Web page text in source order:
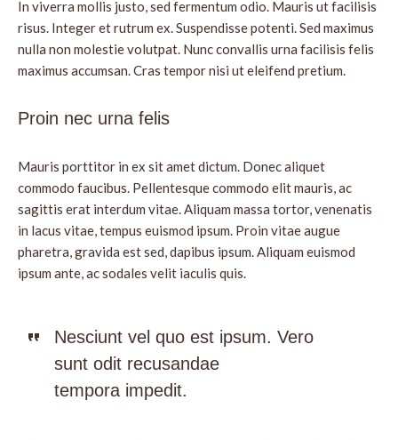
In viverra mollis justo, sed fermentum odio. Mauris ut facilisis
risus. Integer et rutrum ex. Suspendisse potenti. Sed maximus
nulla non molestie volutpat. Nunc convallis urna facilisis felis
maximus accumsan. Cras tempor nisi ut eleifend pretium.
Proin nec urna felis
Mauris porttitor in ex sit amet dictum. Donec aliquet
commodo faucibus. Pellentesque commodo elit mauris, ac
sagittis erat interdum vitae. Aliquam massa tortor, venenatis
in lacus vitae, tempus euismod ipsum. Proin vitae augue
pharetra, gravida est sed, dapibus ipsum. Aliquam euismod
ipsum ante, ac sodales velit iaculis quis.
Nesciunt vel quo est ipsum. Vero
sunt odit recusandae
tempora impedit.